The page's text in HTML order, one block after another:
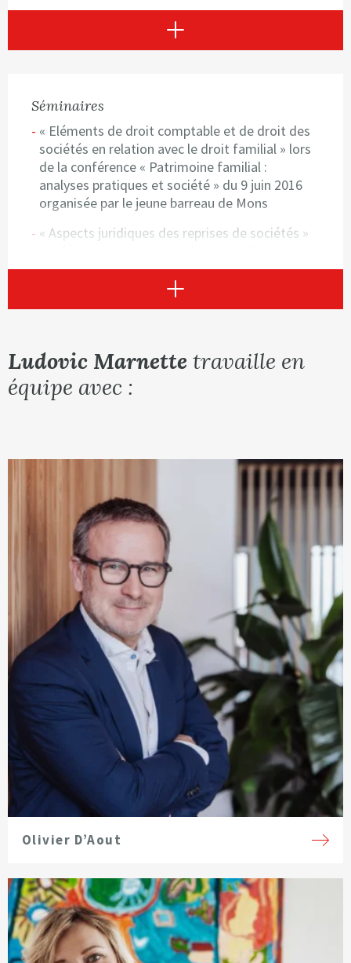
dirigeants et ses créanciers, Anthemis, 2020
Notes doctrinales parues dans bulletin social et
Voir plus
Séminaires
« Eléments de droit comptable et de droit des
sociétés en relation avec le droit familial » lors
de la conférence « Patrimoine familial :
analyses pratiques et société » du 9 juin 2016
organisée par le jeune barreau de Mons
« Aspects juridiques des reprises de sociétés »
novembre 2019
« Les droits d’auteur applicables aux architectes
« Reprise d’une société, aspect juridique » :
Clubs des repreneurs (SOWACCESS), 6 novembre
2018
Voir plus
Ludovic Marnette travaille en
équipe avec :
Olivier D’Aout
Voir la fiche de l'avocat
Voir la fiche de l'avocat